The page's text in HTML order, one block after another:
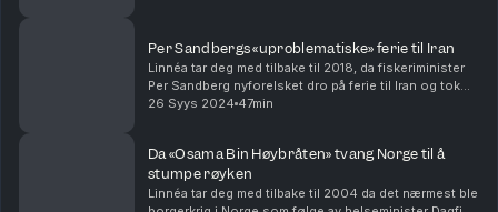
Per Sandbergs «uproblematiske» ferie til Iran
Linnéa tar deg med tilbake til 2018, da fiskeriminister
Per Sandberg nyforelsket dro på ferie til Iran og tok
med jobbtelefonen. Produsert av Amanda Strand
26 Syys 2024 47min
Da «Osama Bin Høybråten» tvang Norge til å
stumpe røyken
Linnéa tar deg med tilbake til 2004 da det nærmest ble